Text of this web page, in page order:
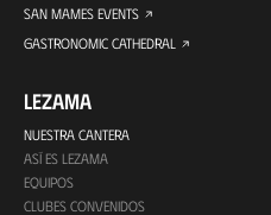
SAN MAMES EVENTS
GASTRONOMIC CATHEDRAL
LEZAMA
NUESTRA CANTERA
ASÍ ES LEZAMA
EQUIPOS
CLUBES CONVENIDOS